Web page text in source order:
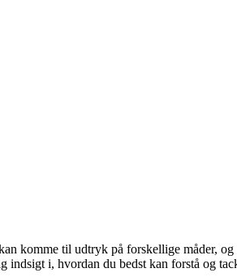
komme til udtryk på forskellige måder,
indsigt i, hvordan du bedst kan forstå og